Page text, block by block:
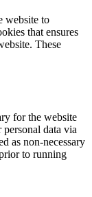
website to
that ensures
These
for the website
data via
as non-necessary
to running